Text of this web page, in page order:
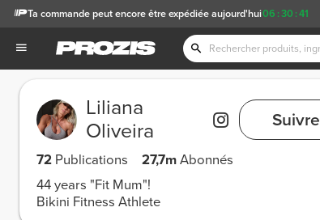
06 :30 :35
Ta commande peut encore être expédiée aujourd'hui
Liliana
Oliveira
Suivre
72 Publications 27,7mAbonnés
44 years "Fit Mum"!
Bikini Fitness Athlete